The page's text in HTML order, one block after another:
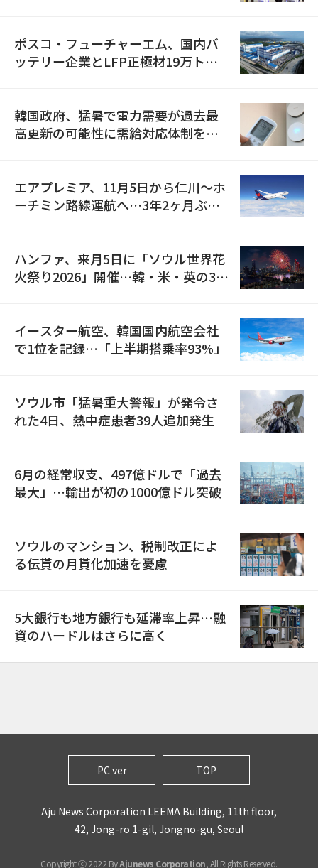
ポスコ・フューチャーエム、国内バ
ッテリー企業とLFP正極材19万トン
韓国政府、猛暑で電力需要が過去最
高更新の可能性に需給対応体制を点
エアプレミア、11月5日から仁川〜ホ
ーチミン路線運航へ…3年2ヶ月ぶり
ハンファ、来月5日に「ソウル世界花
火祭り2026」開催…韓・米・英の3カ
イースター航空、韓国国内航空会社
で1位を記録…「上半期搭乗率93%」
ソウル市「猛暑重大警報」が発令さ
れた4日、熱中症患者39人追加発生
6月の経常収支、497億ドルで「過去
最大」…輸出が初の1000億ドル突破
ソウルのマンション、税制改正によ
る伝貰の月貰化加速を憂慮
5大銀行も地方銀行も延滞率上昇…融
資のハードルはさらに高く
PC ver TOP
Aju News Corporation LEEMA Building, 11th floor,
42, Jong-ro 1-gil, Jongno-gu, Seoul
Copyright ⓒ 2022 ByAjunews Corporation, All Rights Reserved.